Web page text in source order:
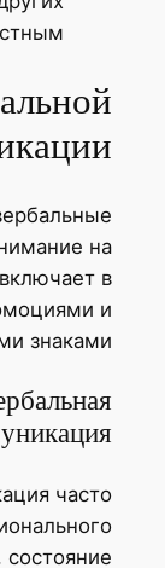
на
в
и
знаками.
часто
состояние